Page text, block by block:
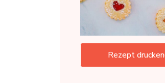
Rezept drucken